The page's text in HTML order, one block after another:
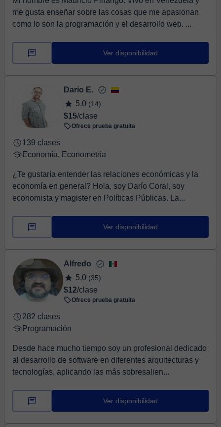
me gusta enseñar sobre las cosas que me apasionan
como lo son la programación y el desarrollo web. ...
Ver disponibilidad
Dario E.
5,0 (14)
$15/clase
Ofrece prueba gratuita
139 clases
Economía, Econometría
¿Te gustaría entender las relaciones económicas y la
economía en general? Hola, soy Darío Coral, soy
economista y magister en Políticas Públicas. La...
Ver disponibilidad
Alfredo
5,0 (35)
$12/clase
Ofrece prueba gratuita
282 clases
Programación
Desde hace mucho tiempo soy un profesional dedicado
al desarrollo de software en diferentes arquitecturas y
tecnologías, aplicando las más sobresalien...
Ver disponibilidad